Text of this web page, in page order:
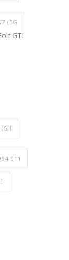
(5G
GTI
911